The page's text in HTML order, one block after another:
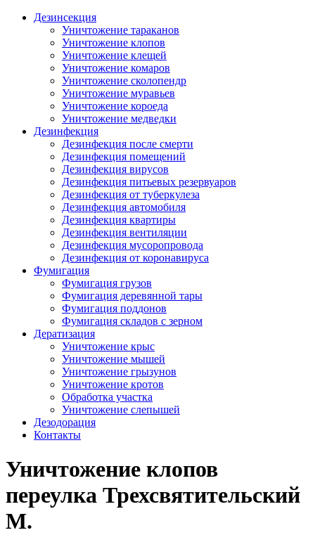
Дезинсекция
Уничтожение тараканов
Уничтожение клопов
Уничтожение клещей
Уничтожение комаров
Уничтожение сколопендр
Уничтожение муравьев
Уничтожение короеда
Уничтожение медведки
Дезинфекция
Дезинфекция после смерти
Дезинфекция помещений
Дезинфекция вирусов
Дезинфекция питьевых резервуаров
Дезинфекция от туберкулеза
Дезинфекция автомобиля
Дезинфекция квартиры
Дезинфекция вентиляции
Дезинфекция мусоропровода
Дезинфекция от коронавируса
Фумигация
Фумигация грузов
Фумигация деревянной тары
Фумигация поддонов
Фумигация складов с зерном
Дератизация
Уничтожение крыс
Уничтожение мышей
Уничтожение грызунов
Уничтожение кротов
Обработка участка
Уничтожение слепышей
Дезодорация
Контакты
Уничтожение клопов
переулка Трехсвятительский
М.